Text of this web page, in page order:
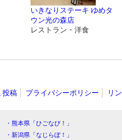
いきなりステーキ ゆめタ
ウン光の森店
レストラン・洋食
投稿 プライバシーポリシー リ
・熊本県「ひごなび！」
・新潟県「なじらぼ！」